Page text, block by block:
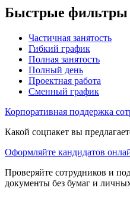
Быстрые фильтры
Частичная занятость
Гибкий график
Полная занятость
Полный день
Проектная работа
Сменный график
Корпоративная поддержка
Какой соцпакет вы
Оформляйте кандидатов
Проверяйте сотрудников и
документы без бумаг и